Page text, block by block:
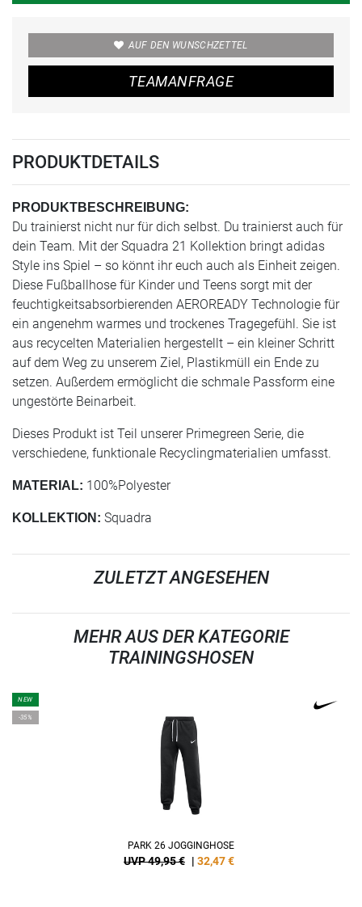
AUF DEN WUNSCHZETTEL
TEAMANFRAGE
PRODUKTDETAILS
PRODUKTBESCHREIBUNG:
Du trainierst nicht nur für dich selbst. Du trainierst auch für
dein Team. Mit der Squadra 21 Kollektion bringt adidas
Style ins Spiel – so könnt ihr euch auch als Einheit zeigen.
Diese Fußballhose für Kinder und Teens sorgt mit der
feuchtigkeitsabsorbierenden AEROREADY Technologie für
ein angenehm warmes und trockenes Tragegefühl. Sie ist
aus recycelten Materialien hergestellt – ein kleiner Schritt
auf dem Weg zu unserem Ziel, Plastikmüll ein Ende zu
setzen. Außerdem ermöglicht die schmale Passform eine
ungestörte Beinarbeit.
Dieses Produkt ist Teil unserer Primegreen Serie, die
verschiedene, funktionale Recyclingmaterialien umfasst.
MATERIAL: 100%Polyester
KOLLEKTION: Squadra
ZULETZT ANGESEHEN
MEHR AUS DER KATEGORIE
TRAININGSHOSEN
NEW
-35%
PARK 26 JOGGINGHOSE
UVP 49,95 € | 32,47€